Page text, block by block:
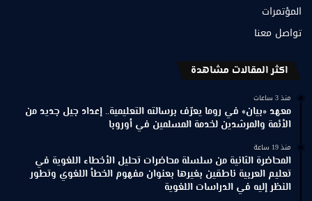
المؤتمرات
تواصل معنا
اكثر المقالات مشاهدة
منذ 3 ساعات
معهد «بيان» في روما يعرّف برسالته التعليمية.. إعداد جيل جديد من
الأئمة والمرشدين لخدمة المسلمين في أوروبا
منذ 19 ساعة
المحاضرة الثانية من سلسلة محاضرات تحليل الأخطاء اللغوية في
تعليم العربية ناطقين بغيرها بعنوان مفهوم الخطأ اللغوي وتطور
النظر إليه في الدراسات اللغوية